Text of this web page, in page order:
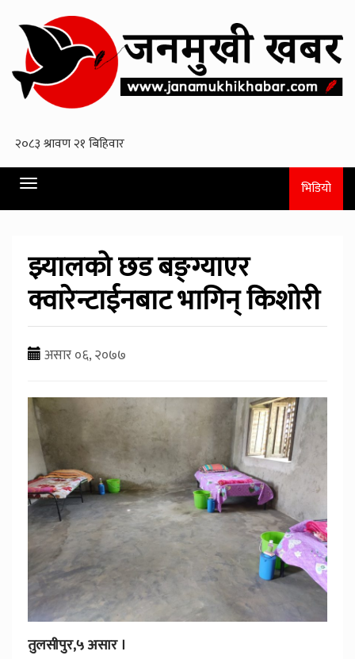
Toggle
navigation
भिडियो
झ्यालको छड बङ्ग्याएर
क्वारेन्टाईनबाट भागिन् किशोरी
असार ०६, २०७७
तुलसीपुर,५ असार ।